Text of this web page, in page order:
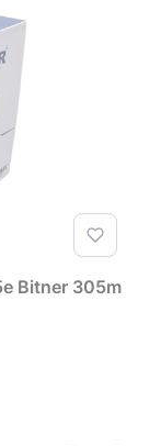
Bitner 305m